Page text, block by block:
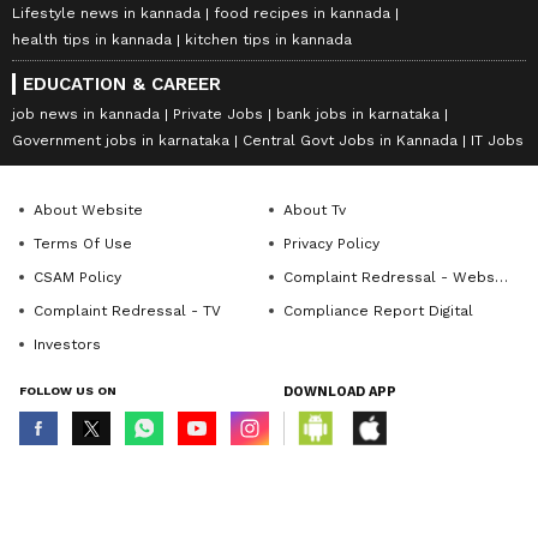
Lifestyle news in kannada
food recipes in kannada
health tips in kannada
kitchen tips in kannada
EDUCATION & CAREER
job news in kannada Private Jobs
bank jobs in karnataka
Government jobs in karnataka
Central Govt Jobs in Kannada IT Jobs
About Website
About Tv
Terms Of Use
Privacy Policy
CSAM Policy
Complaint Redressal - Website
Complaint Redressal - TV
Compliance Report Digital
Investors
FOLLOW US ON DOWNLOAD APP